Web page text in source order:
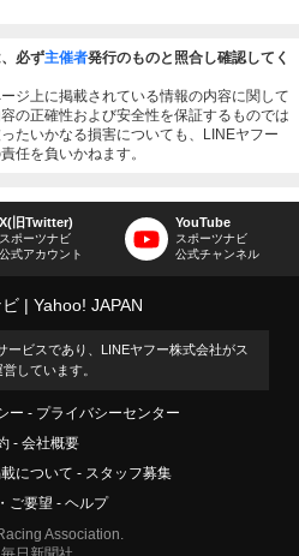
必ず主催者発行のものと照合し確認してく
ジ上に掲載されている情報の内容に関して
の正確性および安全性を保証するものでは
たいかなる損害についても、LINEヤフー
任を負いかねます。
X(旧Twitter)
スポーツナビ
公式アカウント
YouTube
スポーツナビ
公式チャンネル
Yahoo! JAPAN
ービスであり、LINEヤフー株式会社がス
しています。
ー
プライバシーセンター
会社概要
について
スタッフ募集
ご要望
ヘルプ
Association.